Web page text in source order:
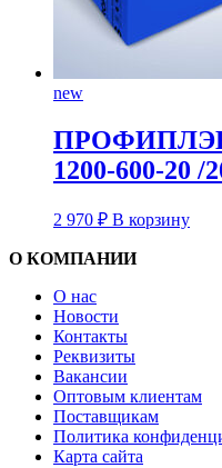
new
1200-600-20 /
2 970 ₽ В корзину
О КОМПАНИИ
О нас
Новости
Контакты
Реквизиты
Вакансии
Оптовым клиентам
Поставщикам
Политика
Карта сайта